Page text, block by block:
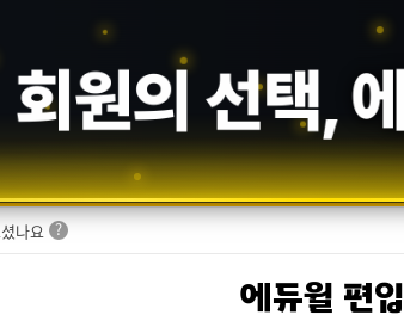
수기의 증명,
나요
에듀윌 편입